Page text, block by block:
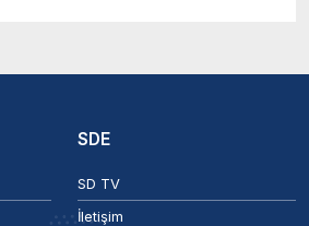
SDE
SD TV
İletişim